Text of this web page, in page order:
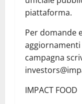
piattaforma.
Per domande
aggiornamenti
campagna
IMPACT FOOD